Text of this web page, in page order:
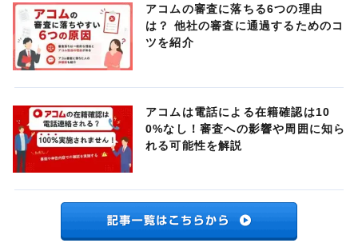
アコムの審査に落ちる6つの理由
は？ 他社の審査に通過するためのコ
ツを紹介
アコムは電話による在籍確認は10
0%なし！審査への影響や周囲に知ら
れる可能性を解説